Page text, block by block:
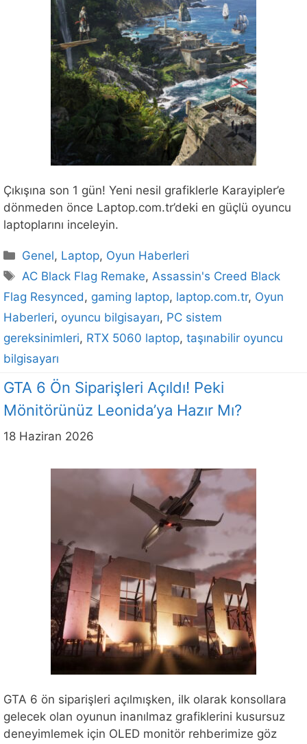
Çıkışına son 1 gün! Yeni nesil grafiklerle Karayipler’e
dönmeden önce Laptop.com.tr’deki en güçlü oyuncu
laptoplarını inceleyin.
Kategoriler
Genel, Laptop, Oyun Haberleri
Etiketler
AC Black Flag Remake,Assassin's Creed Black
Flag Resynced, gaming laptop, laptop.com.tr, Oyun
Haberleri, oyuncu bilgisayarı, PC sistem
gereksinimleri, RTX 5060 laptop, taşınabilir oyuncu
bilgisayarı
GTA 6 Ön Siparişleri Açıldı! Peki
Mönitörünüz Leonida’ya Hazır Mı?
18 Haziran 2026
GTA 6 ön siparişleri açılmışken, ilk olarak konsollara
gelecek olan oyunun inanılmaz grafiklerini kusursuz
deneyimlemek için OLED monitör rehberimize göz